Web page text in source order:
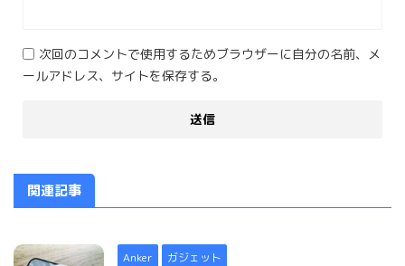
次回のコメントで使用するためブラウザーに自分の名前、メ
ールアドレス、サイトを保存する。
関連記事
Anker ガジェット